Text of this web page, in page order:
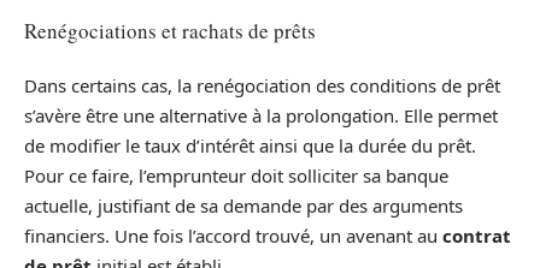
Renégociations et rachats de prêts
Dans certains cas, la renégociation des conditions de prêt
s’avère être une alternative à la prolongation. Elle permet
de modifier le taux d’intérêt ainsi que la durée du prêt.
Pour ce faire, l’emprunteur doit solliciter sa banque
actuelle, justifiant de sa demande par des arguments
financiers. Une fois l’accord trouvé, un avenant au contrat